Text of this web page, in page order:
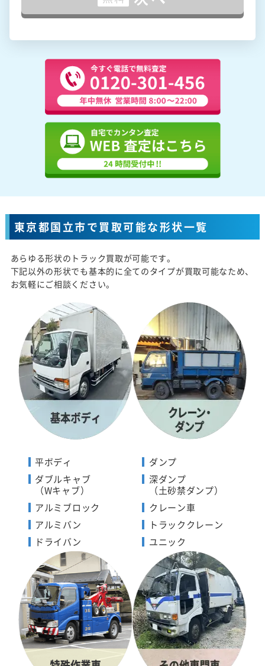
東京都国立市で買取可能な形状一覧
あらゆる形状のトラック買取が可能です。
下記以外の形状でも基本的に全てのタイプが買取可能なため、
お気軽にご相談ください。
平ボディ
ダブルキャブ
（Wキャブ）
アルミブロック
アルミバン
ドライバン
ダンプ
深ダンプ
（土砂禁ダンプ）
クレーン車
トラッククレーン
ユニック